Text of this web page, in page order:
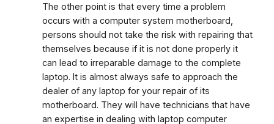
The other point is that every time a problem
occurs with a computer system motherboard,
persons should not take the risk with repairing that
themselves because if it is not done properly it
can lead to irreparable damage to the complete
laptop. It is almost always safe to approach the
dealer of any laptop for your repair of its
motherboard. They will have technicians that have
an expertise in dealing with laptop computer